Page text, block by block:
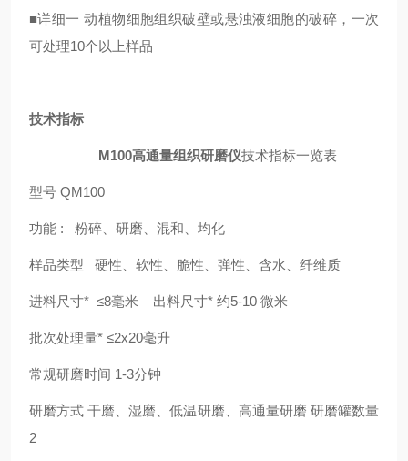
■详细一 动植物细胞组织破壁或悬浊液细胞的破碎，一次
可处理10个以上样品
技术指标
M100高通量组织研磨仪技术指标一览表
型号 QM100
功能 : 粉碎、研磨、混和、均化
样品类型 硬性、软性、脆性、弹性、含水、纤维质
进料尺寸* ≤8毫米 出料尺寸* 约5-10 微米
批次处理量* ≤2x20毫升
常规研磨时间 1-3分钟
研磨方式 干磨、湿磨、低温研磨、高通量研磨 研磨罐数量
2